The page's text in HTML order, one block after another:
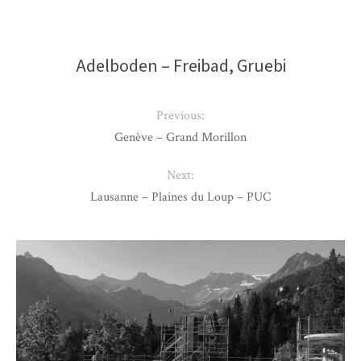
Adelboden – Freibad, Gruebi
Previous:
Genève – Grand Morillon
Next:
Lausanne – Plaines du Loup – PUC